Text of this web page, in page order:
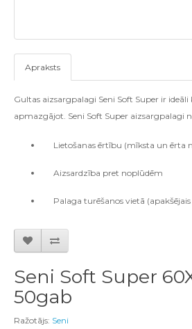
Apraksts
Gultas aizsargpalagi Seni Soft Super ir
apmazgājot. Seni Soft Super aizsargpalagi
Lietošanas ērtību (mīksta un ērta
Aizsardzība pret noplūdēm
Palaga turēšanos vietā (apakšējais
Seni Soft Super
50gab
Ražotājs: Seni